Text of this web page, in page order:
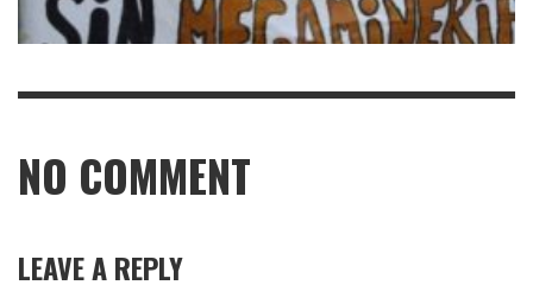
NO COMMENT
LEAVE A REPLY